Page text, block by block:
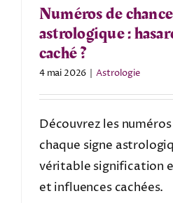
Numéros de
astrologique :
caché ?
4 mai 2026 | Astrologie
Découvrez les
chaque signe
véritable signification
et influences cachées.